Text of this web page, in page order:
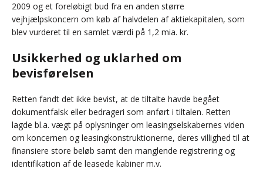
2009 og et foreløbigt bud fra en anden større
vejhjælpskoncern om køb af halvdelen af aktiekapitalen, som
blev vurderet til en samlet værdi på 1,2 mia. kr.
Usikkerhed og uklarhed om
bevisførelsen
Retten fandt det ikke bevist, at de tiltalte havde begået
dokumentfalsk eller bedrageri som anført i tiltalen. Retten
lagde bl.a. vægt på oplysninger om leasingselskabernes viden
om koncernen og leasingkonstruktionerne, deres villighed til at
finansiere store beløb samt den manglende registrering og
identifikation af de leasede kabiner m.v.